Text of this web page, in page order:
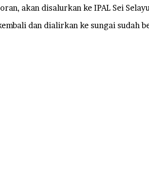
akan disalurkan ke IPAL Sei
dan dialirkan ke sungai sudah